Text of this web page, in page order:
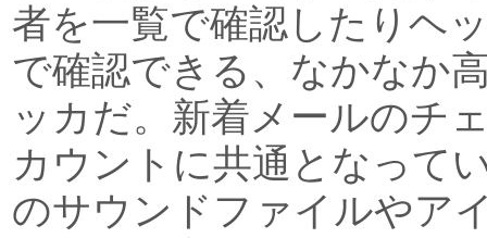
者を一覧で確認したりヘ
で確認できる、なかなか
ッカだ。新着メールのチ
カウントに共通となって
のサウンドファイルやア